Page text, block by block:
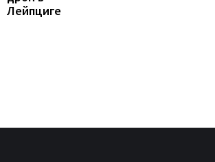
Лейпциге